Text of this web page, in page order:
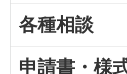
各種相談
申請書・様